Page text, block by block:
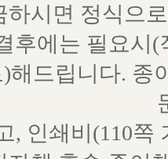
하시면 정식으
후에는 필요시
해드립니다. 종
, 인쇄비(110